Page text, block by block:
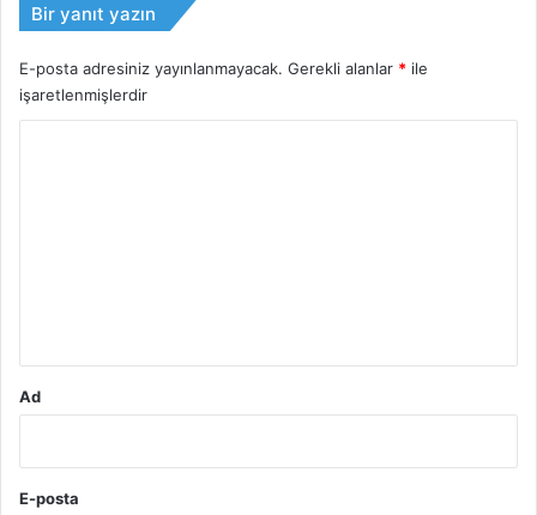
Bir yanıt yazın
E-posta adresiniz yayınlanmayacak. Gerekli alanlar * ile
işaretlenmişlerdir
Ad
E-posta